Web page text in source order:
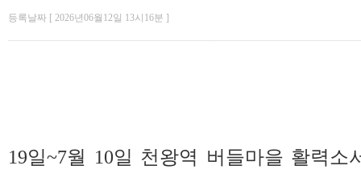
등록날짜 [ 2026년06월12일 13시16분 ]
19일~7월 10일 천왕역 버들마을 활력소